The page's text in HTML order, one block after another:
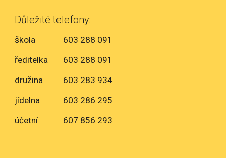
Důležité telefony:
škola
603 288 091
ředitelka
603 288 091
družina
603 283 934
jídelna
603 286 295
účetní
607 856 293